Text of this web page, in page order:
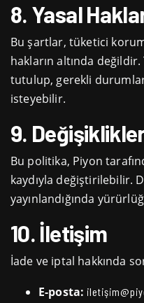
8. Yasal
Bu şartlar, tüketici
hakların altında değildir.
tutulup, gerekli
isteyebilir.
9.
Bu politika, Piyon
kaydıyla değiştirilebilir.
yayınlandığında
10. İletişim
İade ve iptal hakkında
E-posta: